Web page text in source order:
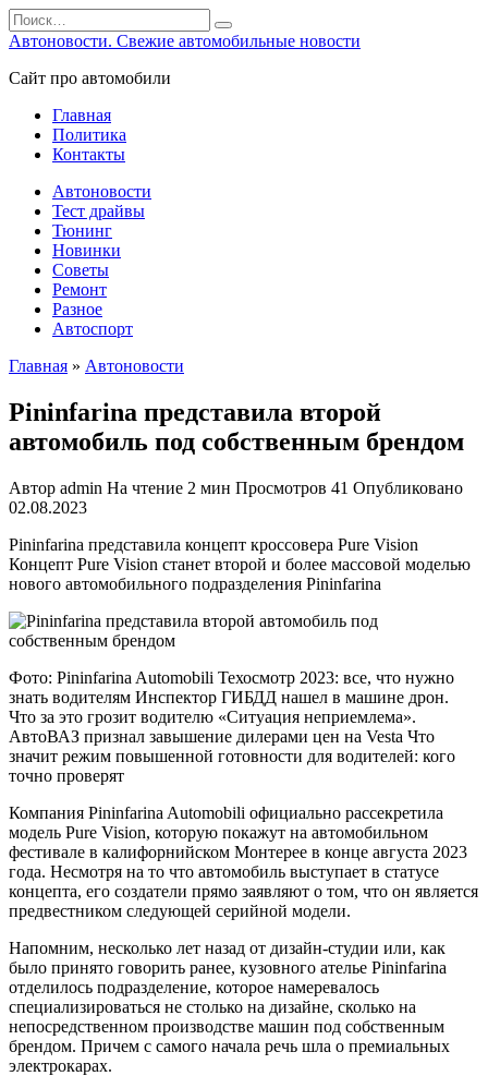
Перейти
к
Search
for:
Автоновости. Свежие автомобильные новости
Сайт про автомобили
Главная
Политика
Контакты
Автоновости
Тест драйвы
Тюнинг
Новинки
Советы
Ремонт
Разное
Автоспорт
Главная » Автоновости
Pininfarina представила второй
автомобиль под собственным брендом
Автор admin На чтение 2 мин Просмотров 41 Опубликовано
02.08.2023
Pininfarina представила концепт кроссовера Pure Vision
Концепт Pure Vision станет второй и более массовой моделью
нового автомобильного подразделения Pininfarina
Фото: Pininfarina Automobili Техосмотр 2023: все, что нужно
знать водителям Инспектор ГИБДД нашел в машине дрон.
Что за это грозит водителю «Ситуация неприемлема».
АвтоВАЗ признал завышение дилерами цен на Vesta Что
значит режим повышенной готовности для водителей: кого
точно проверят
Компания Pininfarina Automobili официально рассекретила
модель Pure Vision, которую покажут на автомобильном
фестивале в калифорнийском Монтерее в конце августа 2023
года. Несмотря на то что автомобиль выступает в статусе
концепта, его создатели прямо заявляют о том, что он является
предвестником следующей серийной модели.
Напомним, несколько лет назад от дизайн-студии или, как
было принято говорить ранее, кузовного ателье Pininfarina
отделилось подразделение, которое намеревалось
специализироваться не столько на дизайне, сколько на
непосредственном производстве машин под собственным
брендом. Причем с самого начала речь шла о премиальных
электрокарах.